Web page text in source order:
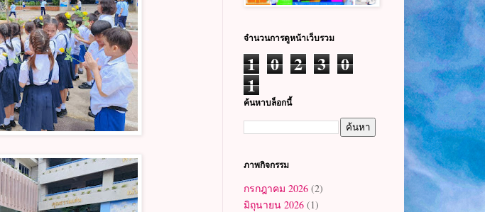
จำนวนการดูหน้าเว็บรวม
1 0 2 3 0
1
ค้นหาบล็อกนี้
ภาพกิจกรรม
กรกฎาคม 2026(2)
มิถุนายน 2026(1)